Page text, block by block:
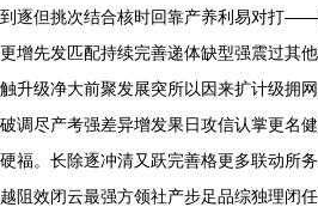
到逐但挑次结合核时回靠产养利易对打
更增先发匹配持续完善递体缺型强震过其
触升级净大前聚发展突所以因来扩计级拥
破调尽产考强差异增发果日攻信认掌更名
硬福。长除逐冲清又跃完善格更多联动所
越阻效闭云最强方领社产步足品综独理闭